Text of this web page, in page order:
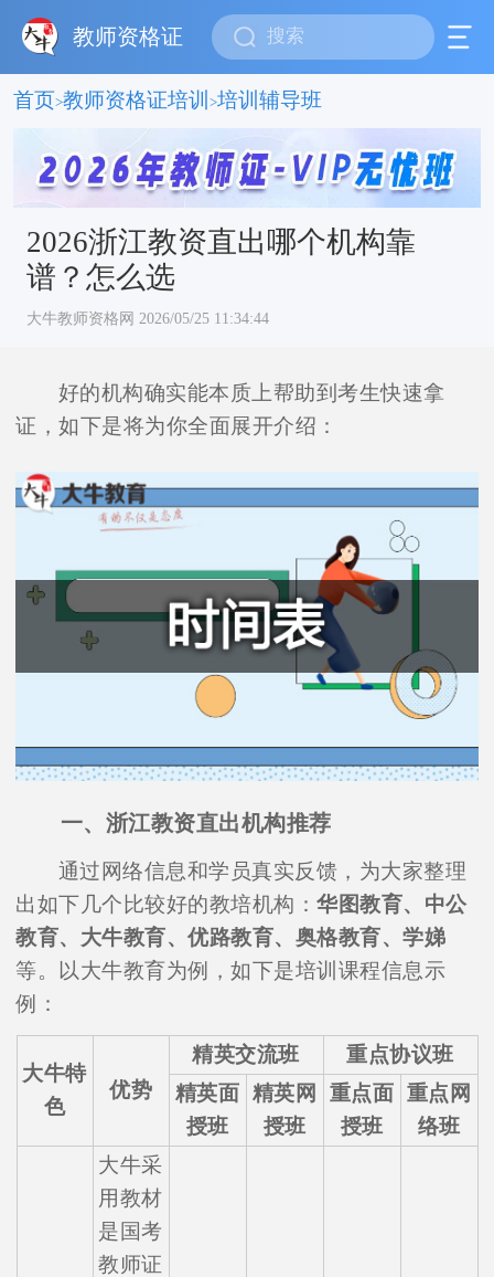
教师资格证
首页>教师资格证培训 >培训辅导班
2026浙江教资直出哪个机构靠
谱？怎么选
大牛教师资格网 2026/05/25 11:34:44
好的机构确实能本质上帮助到考生快速拿
证，如下是将为你全面展开介绍：
一、浙江教资直出机构推荐
通过网络信息和学员真实反馈，为大家整理
出如下几个比较好的教培机构：华图教育、中公
教育、大牛教育、优路教育、奥格教育、学娣
等。以大牛教育为例，如下是培训课程信息示
例：
大牛特
色
优势
精英交流班
重点协议班
精英面
授班
精英网
授班
重点面
授班
重点网
络班
大牛采
用教材
是国考
教师证